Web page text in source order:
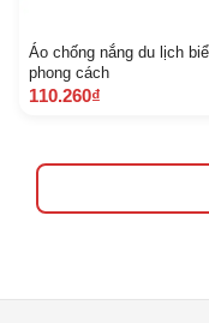
Áo chống nắng du lịch
phong cách
110.260₫